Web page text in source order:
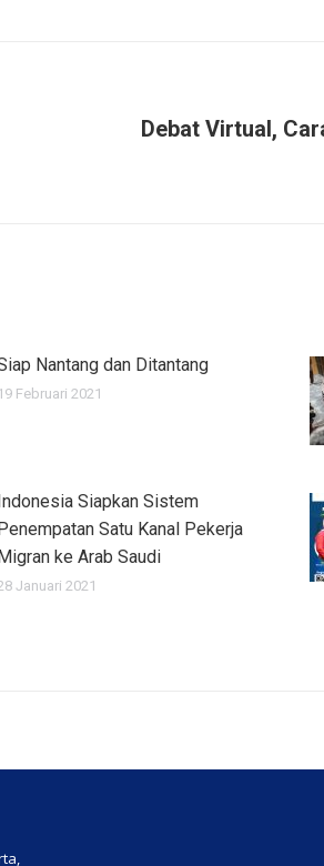
Debat Virtual,
Nantang dan Ditantang
Februari 2021
Siapkan Sistem
Satu Kanal Pekerja
ke Arab Saudi
Januari 2021